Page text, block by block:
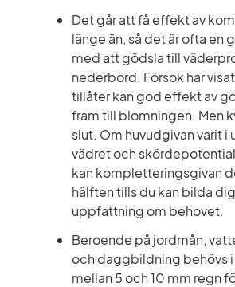
Det går att få effekt av
länge än, så det är ofta en
med att gödsla till
nederbörd. Försök har
tillåter kan god effekt av
fram till blomningen. Men
slut. Om huvudgivan varit i
vädret och
kan kompletteringsgivan
hälften tills du kan bilda
uppfattning om behovet.
Beroende på jordmån,
och daggbildning behövs
mellan 5 och 10 mm regn